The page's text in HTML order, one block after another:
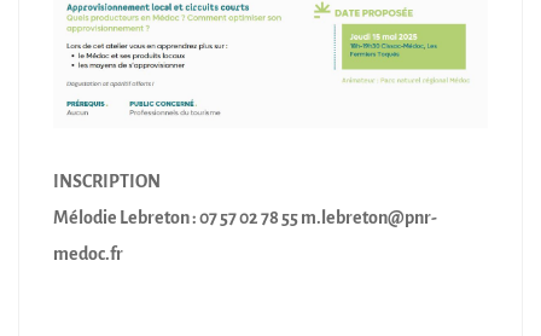
INSCRIPTION
Mélodie Lebreton : 07 57 02 78 55 m.lebreton@pnr-
medoc.fr